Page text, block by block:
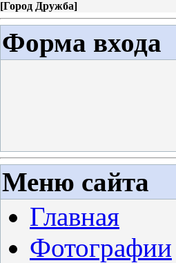
[Город Дружба]
Форма входа
Меню сайта
Главная
Фотографии